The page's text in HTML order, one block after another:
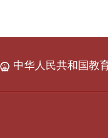
中华人民共和国教